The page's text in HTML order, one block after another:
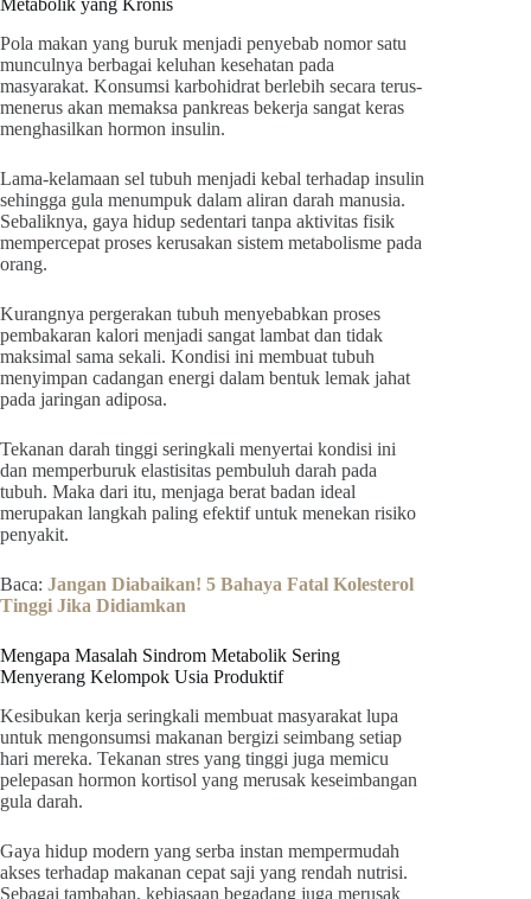
Metabolik yang Kronis
Pola makan yang buruk menjadi penyebab nomor satu
munculnya berbagai keluhan kesehatan pada
masyarakat. Konsumsi karbohidrat berlebih secara terus-
menerus akan memaksa pankreas bekerja sangat keras
menghasilkan hormon insulin.
Lama-kelamaan sel tubuh menjadi kebal terhadap insulin
sehingga gula menumpuk dalam aliran darah manusia.
Sebaliknya, gaya hidup sedentari tanpa aktivitas fisik
mempercepat proses kerusakan sistem metabolisme pada
orang.
Kurangnya pergerakan tubuh menyebabkan proses
pembakaran kalori menjadi sangat lambat dan tidak
maksimal sama sekali. Kondisi ini membuat tubuh
menyimpan cadangan energi dalam bentuk lemak jahat
pada jaringan adiposa.
Tekanan darah tinggi seringkali menyertai kondisi ini
dan memperburuk elastisitas pembuluh darah pada
tubuh. Maka dari itu, menjaga berat badan ideal
merupakan langkah paling efektif untuk menekan risiko
penyakit.
Baca: Jangan Diabaikan! 5 Bahaya Fatal Kolesterol
Tinggi Jika Didiamkan
Mengapa Masalah Sindrom Metabolik Sering
Menyerang Kelompok Usia Produktif
Kesibukan kerja seringkali membuat masyarakat lupa
untuk mengonsumsi makanan bergizi seimbang setiap
hari mereka. Tekanan stres yang tinggi juga memicu
pelepasan hormon kortisol yang merusak keseimbangan
gula darah.
Gaya hidup modern yang serba instan mempermudah
akses terhadap makanan cepat saji yang rendah nutrisi.
Sebagai tambahan, kebiasaan begadang juga merusak